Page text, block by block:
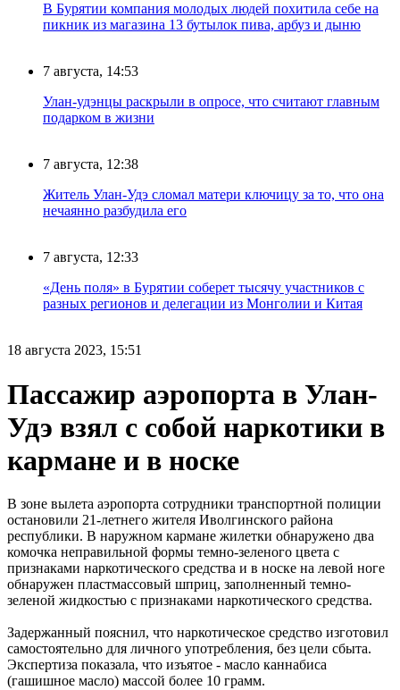
В Бурятии компания молодых людей похитила себе на
пикник из магазина 13 бутылок пива, арбуз и дыню
7 августа, 14:53
Улан-удэнцы раскрыли в опросе, что считают главным
подарком в жизни
7 августа, 12:38
Житель Улан-Удэ сломал матери ключицу за то, что она
нечаянно разбудила его
7 августа, 12:33
«День поля» в Бурятии соберет тысячу участников с
разных регионов и делегации из Монголии и Китая
18 августа 2023, 15:51
Пассажир аэропорта в Улан-
Удэ взял с собой наркотики в
кармане и в носке
В зоне вылета аэропорта сотрудники транспортной полиции
остановили 21-летнего жителя Иволгинского района
республики. В наружном кармане жилетки обнаружено два
комочка неправильной формы темно-зеленого цвета с
признаками наркотического средства и в носке на левой ноге
обнаружен пластмассовый шприц, заполненный темно-
зеленой жидкостью с признаками наркотического средства.
Задержанный пояснил, что наркотическое средство изготовил
самостоятельно для личного употребления, без цели сбыта.
Экспертиза показала, что изъятое - масло каннабиса
(гашишное масло) массой более 10 грамм.